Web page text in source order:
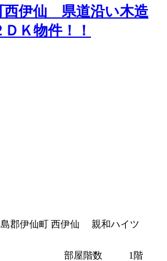
西伊仙 県道沿い木造
Ｋ物件！！
島郡伊仙町 西伊仙 親和ハイツ
部屋階数
1階